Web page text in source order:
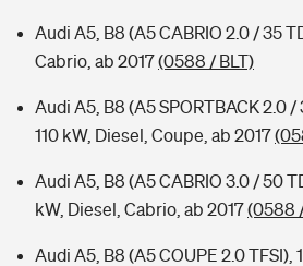
Audi A5, B8 (A5 CABRIO 2.0 / 35
Cabrio, ab 2017(0588 / BLT)
Audi A5, B8 (A5 SPORTBACK 2.0 /
110 kW, Diesel, Coupe, ab 2017
Audi A5, B8 (A5 CABRIO 3.0 / 50
kW, Diesel, Cabrio, ab 2017(0588
Audi A5, B8 (A5 COUPE 2.0 TFSI),